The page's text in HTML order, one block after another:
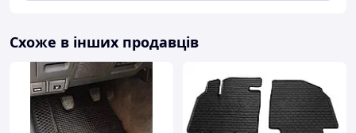
Схоже в інших продавців